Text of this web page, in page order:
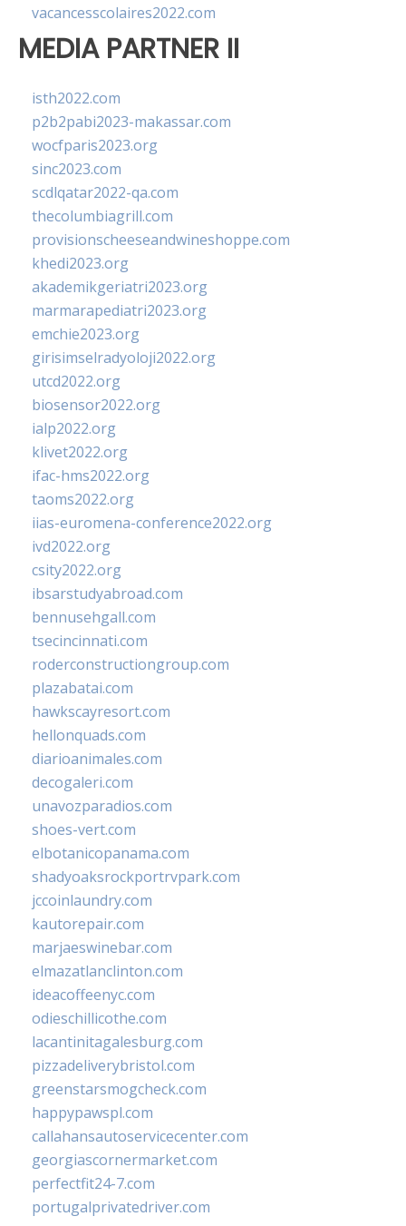
vacancesscolaires2022.com
MEDIA PARTNER II
isth2022.com
p2b2pabi2023-makassar.com
wocfparis2023.org
sinc2023.com
scdlqatar2022-qa.com
thecolumbiagrill.com
provisionscheeseandwineshoppe.com
khedi2023.org
akademikgeriatri2023.org
marmarapediatri2023.org
emchie2023.org
girisimselradyoloji2022.org
utcd2022.org
biosensor2022.org
ialp2022.org
klivet2022.org
ifac-hms2022.org
taoms2022.org
iias-euromena-conference2022.org
ivd2022.org
csity2022.org
ibsarstudyabroad.com
bennusehgall.com
tsecincinnati.com
roderconstructiongroup.com
plazabatai.com
hawkscayresort.com
hellonquads.com
diarioanimales.com
decogaleri.com
unavozparadios.com
shoes-vert.com
elbotanicopanama.com
shadyoaksrockportrvpark.com
jccoinlaundry.com
kautorepair.com
marjaeswinebar.com
elmazatlanclinton.com
ideacoffeenyc.com
odieschillicothe.com
lacantinitagalesburg.com
pizzadeliverybristol.com
greenstarsmogcheck.com
happypawspl.com
callahansautoservicecenter.com
georgiascornermarket.com
perfectfit24-7.com
portugalprivatedriver.com